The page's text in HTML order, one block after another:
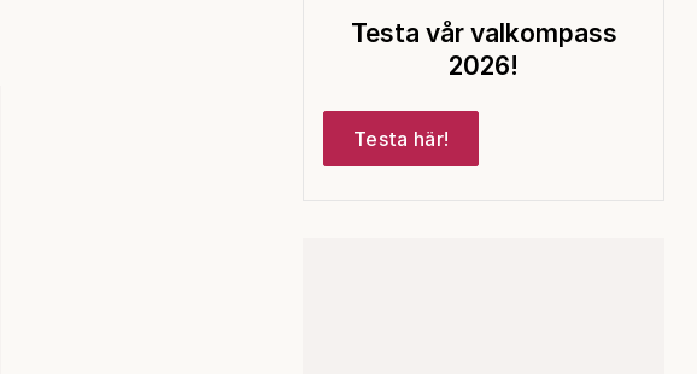
Testa vår valkompass
2026!
Testa här!